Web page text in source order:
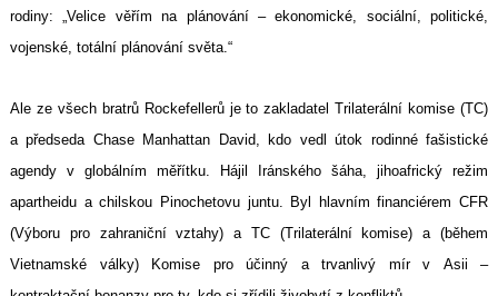
rodiny: „Velice věřím na plánování – ekonomické, sociální, politické,
vojenské, totální plánování světa.“
Ale ze všech bratrů Rockefellerů je to zakladatel Trilaterální komise (TC)
a předseda Chase Manhattan David, kdo vedl útok rodinné fašistické
agendy v globálním měřítku. Hájil Iránského šáha, jihoafrický režim
apartheidu a chilskou Pinochetovu juntu. Byl hlavním financiérem CFR
(Výboru pro zahraniční vztahy) a TC (Trilaterální komise) a (během
Vietnamské války) Komise pro účinný a trvanlivý mír v Asii –